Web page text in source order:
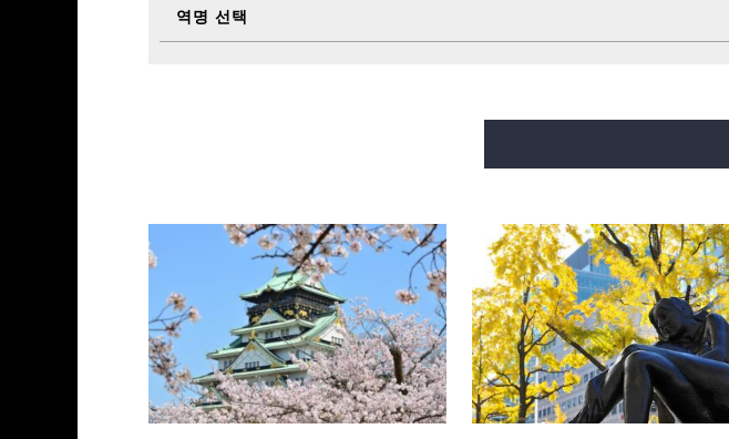
역명 선택
나가호리쓰루미료쿠치선 이마자토스지선